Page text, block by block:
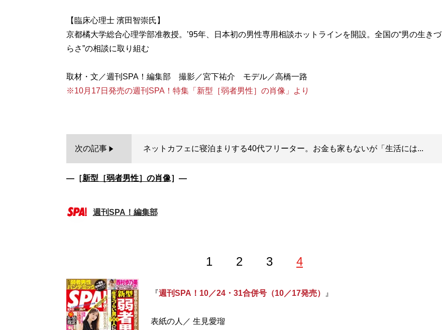
【臨床心理士 濱田智崇氏】
京都橘大学総合心理学部准教授。’95年、日本初の男性専用相談ホットラインを開設。全国の“男の生きづ
らさ”の相談に取り組む
※10月17日発売の週刊SPA！特集「新型［弱者男性］の肖像」より
次の記事 ネットカフェに寝泊まりする40代フリーター。お金も家もないが「生活には...
―［新型［弱者男性］の肖像］―
週刊SPA！編集部
1 2 3 4
『週刊SPA！10／24・31合併号（10／17発売） 』
表紙の人／ 生見愛瑠